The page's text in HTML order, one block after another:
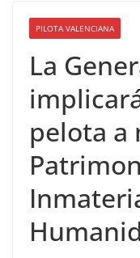
PILOTA VALENCIANA
La
pelota a